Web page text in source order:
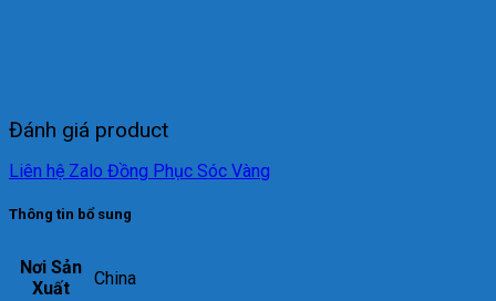
Đánh giá product
Liên hệ Zalo Đồng Phục Sóc Vàng
Thông tin bổ sung
Nơi Sản
Xuất
China